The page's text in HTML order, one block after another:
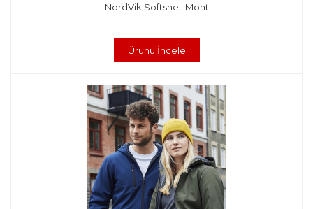
NordVik Softshell Mont
Ürünü İncele